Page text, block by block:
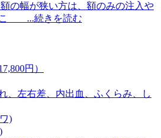
の幅が狭い方は、額のみの注入や
こ ...続きを読む
円）
、左右差、内出血、ふくらみ、し